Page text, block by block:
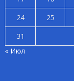
24
25
31
« Июл